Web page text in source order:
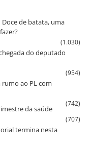
Doce de batata, uma
(1.030)
do deputado
(954)
rumo ao PL com
(742)
da saúde
(707)
termina nesta